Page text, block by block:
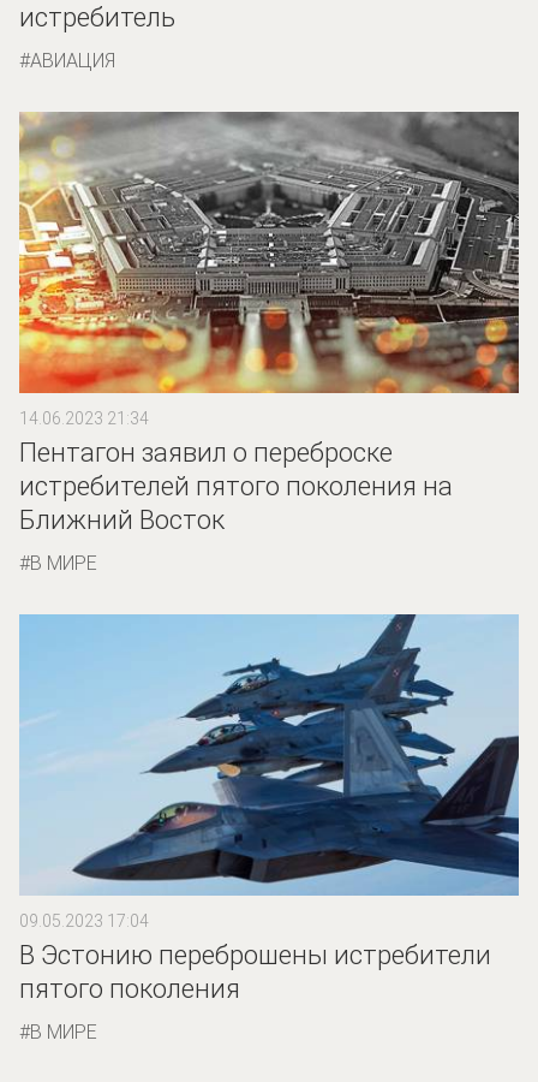
истребитель
АВИАЦИЯ
14.06.2023 21:34
Пентагон заявил о переброске
истребителей пятого поколения на
Ближний Восток
В МИРЕ
09.05.2023 17:04
В Эстонию переброшены истребители
пятого поколения
В МИРЕ